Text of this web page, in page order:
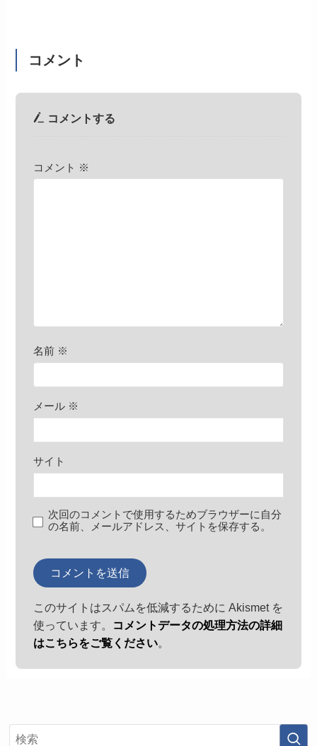
コメント
コメントする
コメント ※
名前 ※
メール ※
サイト
次回のコメントで使用するためブラウザーに自分
の名前、メールアドレス、サイトを保存する。
このサイトはスパムを低減するために Akismet を
使っています。
コメントデータの処理方法の詳細
はこちらをご覧ください。